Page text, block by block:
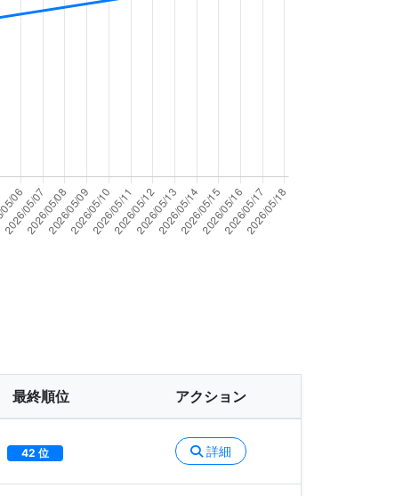
最終順位 アクション
42 位 詳細